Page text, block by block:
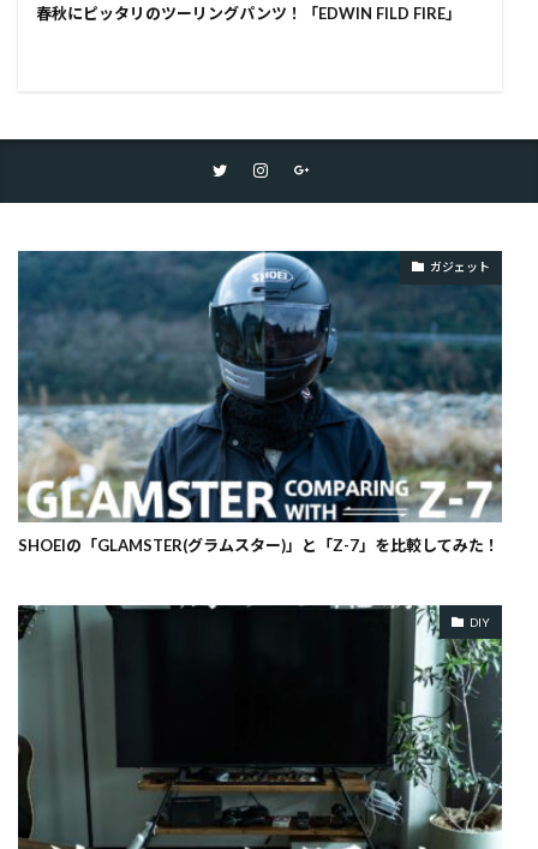
春秋にピッタリのツーリングパンツ！「EDWIN FILD FIRE」
ガジェット
SHOEIの「GLAMSTER(グラムスター)」と「Z-7」を比較してみた！
DIY